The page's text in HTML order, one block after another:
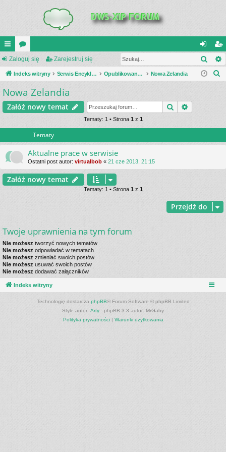
UI
C
K
_L
or
a
al
og
ar
ej
Zaloguj się Zarejestruj się
Indeks witryny Serwis Encyklopedia Uzbrojenia Opublikowane zestawienia Nowa Zelandia
j
Nowa Zelandia
Załóż nowy temat Szukaj
Tematy: 1 • Strona 1 z 1
Tematy
Aktualne prace w serwisie
Ostatni post autor: virtualbob « 21 cze 2013, 21:15
Załóż nowy temat
Tematy: 1 • Strona 1 z 1
Przejdź do
Twoje uprawnienia na tym forum
Nie możesz tworzyć nowych tematów
Nie możesz odpowiadać w tematach
Nie możesz zmieniać swoich postów
Nie możesz usuwać swoich postów
Nie możesz dodawać załączników
Indeks witryny
Technologię dostarcza phpBB® Forum Software © phpBB Limited
Style autor: Arty - phpBB 3.3 autor: MrGaby
Polityka prywatności| Warunki użytkowania